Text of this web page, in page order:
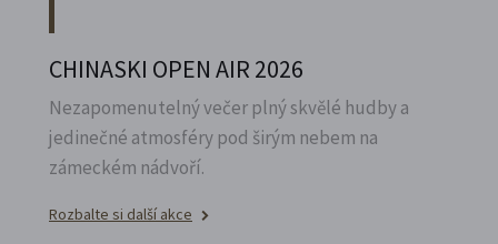
CHINASKI OPEN AIR 2026
Nezapomenutelný večer plný skvělé hudby a
jedinečné atmosféry pod širým nebem na
zámeckém nádvoří.
Rozbalte si další akce